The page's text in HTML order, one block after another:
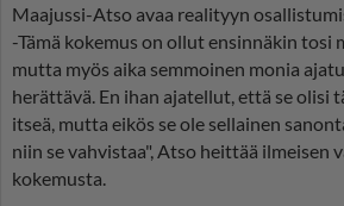
Maajussi-Atso avaa realityyn
-Tämä kokemus on ollut ensinnäkin tosi
mutta myös aika semmoinen monia
herättävä. En ihan ajatellut, että se olisi
itseä, mutta eikös se ole sellainen
niin se vahvistaa", Atso heittää ilmeisen
kokemusta.